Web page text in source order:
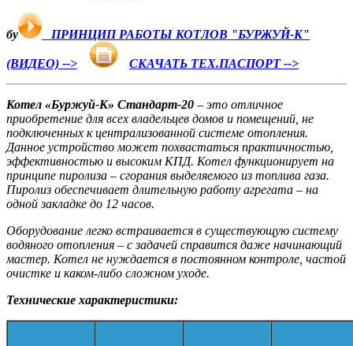
бу ПРИНЦИП РАБОТЫ КОТЛОВ "БУРЖУЙ-К"
(ВИДЕО) --> СКАЧАТЬ ТЕХ.ПАСПОРТ -->
Котел «Буржуй-К» Стандарт-20 – это отличное
приобретение для всех владельцев домов и помещений, не
подключенных к централизованной системе отопления.
Данное устройство может похвастаться практичностью,
эффективностью и высоким КПД. Котел функционирует на
принципе пиролиза – сгорания выделяемого из топлива газа.
Пиролиз обеспечивает длительную работу агрегата – на
одной закладке до 12 часов.
Оборудование легко встраивается в существующую систему
водяного отопления – с задачей справится даже начинающий
мастер. Котел не нуждается в постоянном контроле, частой
очистке и каком-либо сложном уходе.
Технические характеристики: